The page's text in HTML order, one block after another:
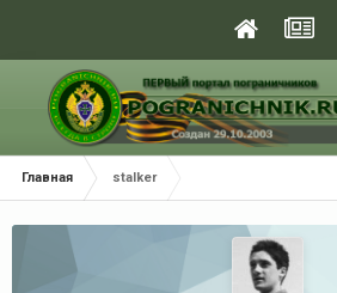
Главная stalker